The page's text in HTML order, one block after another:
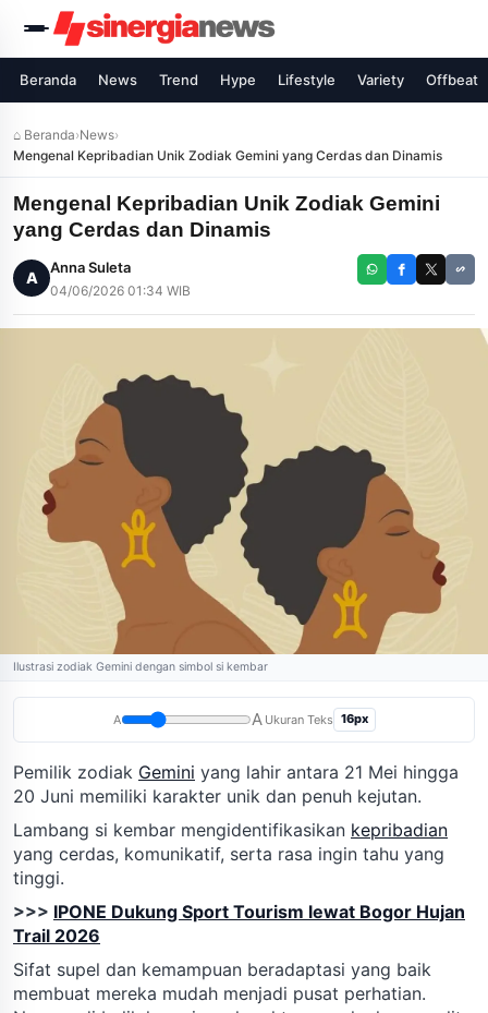
Beranda News Trend Hype Lifestyle Variety Offbeat
⌂ Beranda›News›
Mengenal Kepribadian Unik Zodiak Gemini yang Cerdas dan Dinamis
Mengenal Kepribadian Unik Zodiak Gemini
yang Cerdas dan Dinamis
A
Anna Suleta
04/06/2026 01:34 WIB
Ilustrasi zodiak Gemini dengan simbol si kembar
A A Ukuran Teks 16px
Pemilik zodiak Gemini yang lahir antara 21 Mei hingga
20 Juni memiliki karakter unik dan penuh kejutan.
Lambang si kembar mengidentifikasikan kepribadian
yang cerdas, komunikatif, serta rasa ingin tahu yang
tinggi.
>>> IPONE Dukung Sport Tourism lewat Bogor Hujan
Trail 2026
Sifat supel dan kemampuan beradaptasi yang baik
membuat mereka mudah menjadi pusat perhatian.